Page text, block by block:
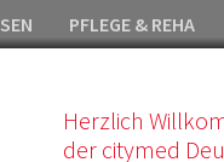
PFLEGE & REHA
Herzlich
der citymed